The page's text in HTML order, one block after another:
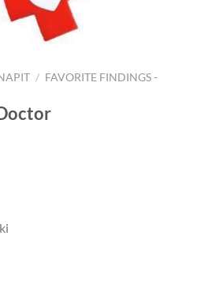
/ FAVORITE FINDINGS -